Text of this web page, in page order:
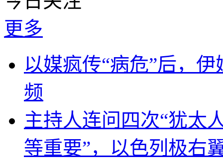
更多
以媒疯传“病危”后，
频
主持人连问四次“犹太
等重要”，以色列极右